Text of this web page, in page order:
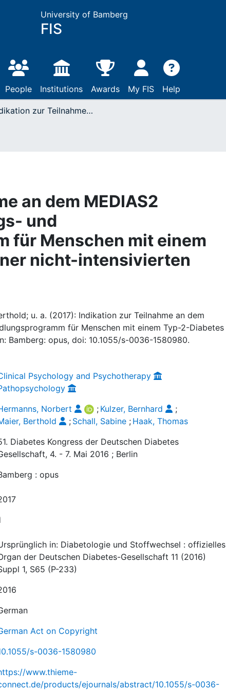
University of Bamberg
FIS
People Institutions Awards My FIS Help
Indikation zur Teilnahme an dem MEDIAS2 BOT+SIT+CT Schulungs- und Behandlungsprogramm für Menschen mit einem Typ-2-Diabetes und einer nicht-intensivierten Insulintherapie
an dem MEDIAS2
und
für Menschen mit einem
nicht-intensivierten
u. a. (2017): Indikation zur Teilnahme an dem
für Menschen mit einem Typ-2-Diabetes
Bamberg: opus, doi: 10.1055/s-0036-1580980.
Psychology and Psychotherapy
Norbert ; Kulzer, Bernhard
;
Berthold
; Schall, Sabine ; Haak, Thomas
Diabetes Kongress der Deutschen Diabetes
4. - 7. Mai 2016 ; Berlin
: opus
in: Diabetologie und Stoffwechsel : offizielles
der Deutschen Diabetes-Gesellschaft 11 (2016)
1, S65 (P-233)
Act on Copyright
s-0036-1580980
www.thieme-
products/ejournals/abstract/10.1055/s-0036-